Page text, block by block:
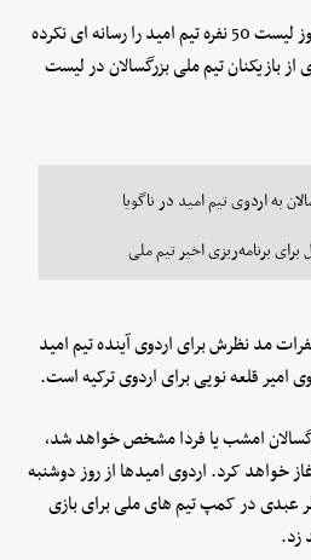
در این شرایط فدراسیون فوتبال هنوز لیست 50 نفره تیم امید را رسانه ای نکرده
بازیکنان تیم ملی بزرگسالان در لیست
به اردوی تیم امید در ناگویا
برنامه‌ریزی اخیر تیم ملی
مد نظرش برای اردوی آینده تیم امید
امیر قلعه نویی برای اردوی ترکیه است.
امشب یا فردا مشخص خواهد شد،
خواهد کرد. اردوی امیدها از روز دوشنبه
عبدی در کمپ تیم های ملی برای بازی
زد.